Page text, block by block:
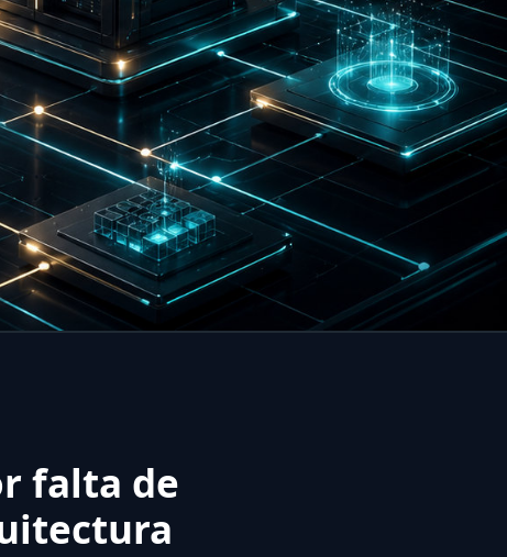
falta de